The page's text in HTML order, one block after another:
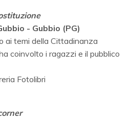
- Gubbio (PG)
ai temi della Cittadinanza
coinvolto i ragazzi e il pubblico
Fotolibri